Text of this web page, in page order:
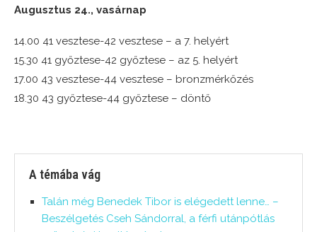
Augusztus 24., vasárnap
14.00 41 vesztese-42 vesztese – a 7. helyért
15.30 41 győztese-42 győztese – az 5. helyért
17.00 43 vesztese-44 vesztese – bronzmérkőzés
18.30 43 győztese-44 győztese – döntő
A témába vág
Talán még Benedek Tibor is elégedett lenne… –
Beszélgetés Cseh Sándorral, a férfi utánpótlás